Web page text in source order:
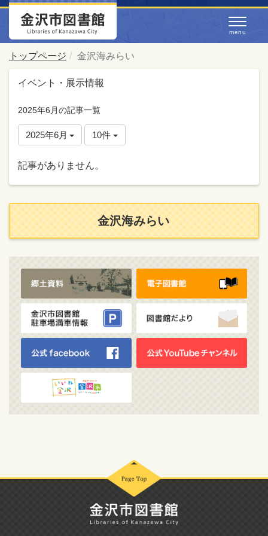
トップページ 金沢海みらい
イベント・展示情報
2025年6月の記事一覧
2025年6月 10件
記事がありません。
金沢海みらい